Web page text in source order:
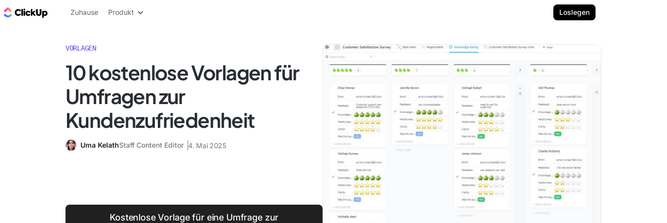
ClickUp Blog
Zuhause Produkt Loslegen
VORLAGEN
10 kostenlose Vorlagen für
Umfragen zur
Kundenzufriedenheit
Uma KelathStaff Content Editor 4. Mai 2025
Kostenlose Vorlage für eine Umfrage zur